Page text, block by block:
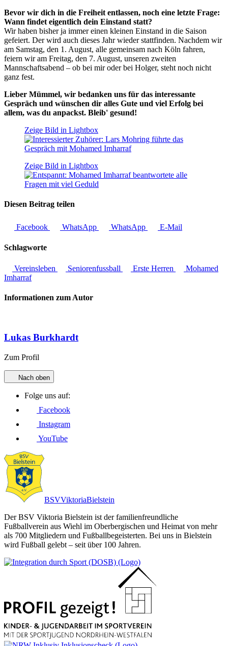
Bevor wir dich in die Freiheit entlassen, noch eine letzte Frage:
Wann findet eigentlich dein Einstand statt?
Wir haben bisher ja immer einen kleinen Einstand in die Saison
gefeiert. Der wird auch dieses Jahr wieder stattfinden. Nachdem wir
am Samstag, den 1. August, alle gemeinsam nach Köln fahren,
feiern wir am Freitag, den 7. August, unseren zweiten
Mannschaftsabend – ob bei mir oder bei Holger, steht noch nicht
ganz fest.
Lieber Mümmel, wir bedanken uns für das interessante
Gespräch und wünschen dir alles Gute und viel Erfolg bei
allem, was du anpackst. Bleib' gesund!
Zeige Bild in Lightbox
Zeige Bild in Lightbox
Diesen Beitrag teilen
Facebook WhatsApp WhatsApp E-Mail
Schlagworte
Vereinsleben Seniorenfussball Erste Herren
Mohamed
Imharraf
Informationen zum Autor
Lukas Burkhardt
Zum Profil
Nach oben
Folge uns auf:
Facebook
Instagram
YouTube
BSVViktoriaBielstein
Der BSV Viktoria Bielstein ist der familienfreundliche
Fußballverein aus Wiehl im Oberbergischen und Heimat von mehr
als 700 Mitgliedern und Fußballbegeisterten. Bei uns in Bielstein
wird Fußball gelebt – seit über 100 Jahren.